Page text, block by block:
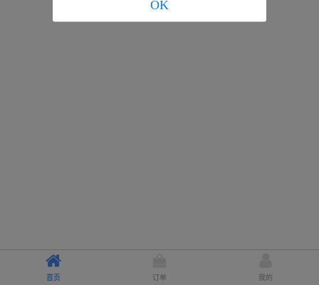
首页 订单 我的
OK